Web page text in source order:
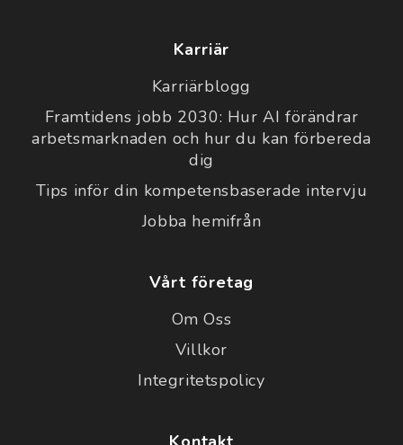
Karriär
Karriärblogg
Framtidens jobb 2030: Hur AI förändrar
arbetsmarknaden och hur du kan förbereda
dig
Tips inför din kompetensbaserade intervju
Jobba hemifrån
Vårt företag
Om Oss
Villkor
Integritetspolicy